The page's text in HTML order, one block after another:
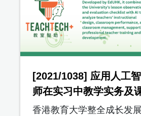
[2021/1038] 应用人工
师在实习中教学实务及
（教室智助+）
香港教育大学整全成长发